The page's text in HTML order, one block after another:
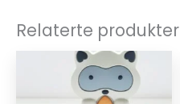
Relaterte produkter